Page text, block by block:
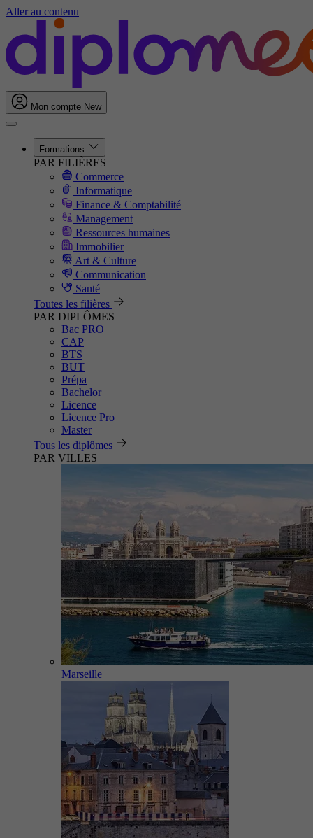
Aller au contenu
Mon compte New
Formations
PAR FILIÈRES
Commerce
Informatique
Finance & Comptabilité
Management
Ressources humaines
Immobilier
Art & Culture
Communication
Santé
Toutes les filières
PAR DIPLÔMES
Bac PRO
CAP
BTS
BUT
Prépa
Bachelor
Licence
Licence Pro
Master
Tous les diplômes
PAR VILLES
Marseille